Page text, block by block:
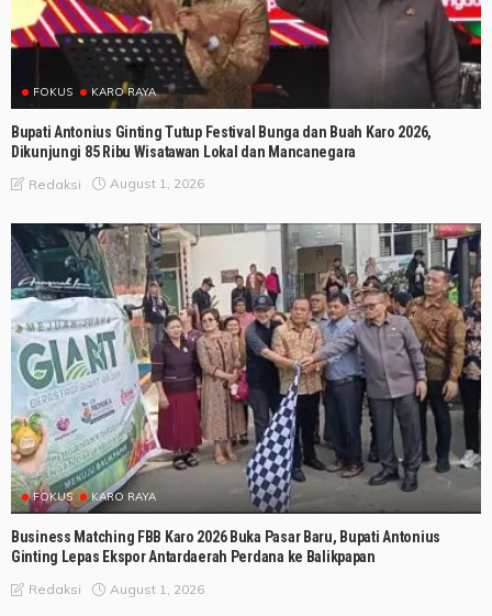
FOKUS KARO RAYA
Bupati Antonius Ginting Tutup Festival Bunga dan Buah Karo 2026,
Dikunjungi 85 Ribu Wisatawan Lokal dan Mancanegara
Redaksi August 1, 2026
FOKUS KARO RAYA
Business Matching FBB Karo 2026 Buka Pasar Baru, Bupati Antonius
Ginting Lepas Ekspor Antardaerah Perdana ke Balikpapan
Redaksi August 1, 2026